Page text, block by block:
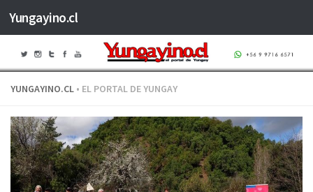
Saltar al contenido
Yungayino.cl
YUNGAYINO.CL • EL PORTAL DE YUNGAY